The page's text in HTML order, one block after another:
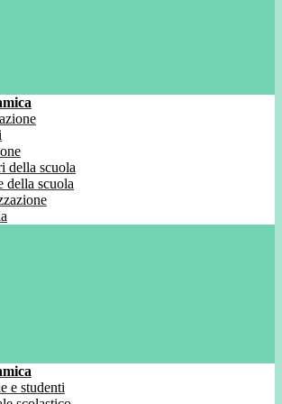
della scuola
della scuola
e studenti